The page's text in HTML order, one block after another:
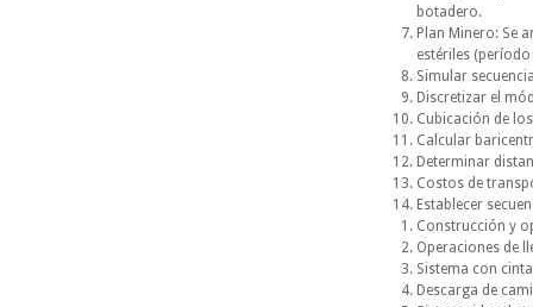
botadero.
Plan Minero: Se
estériles
Simular
Discretizar el
Cubicación de
Calcular
Determinar
Costos de
Establecer
Construcción y
Operaciones de
Sistema con
Descarga de